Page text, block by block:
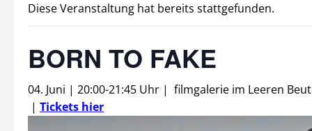
Diese Veranstaltung hat bereits stattgefunden.
BORN TO FAKE
04. Juni | 20:00-21:45 Uhr | filmgalerie im Leeren
| Tickets hier